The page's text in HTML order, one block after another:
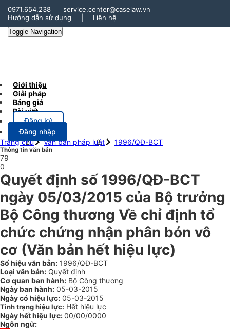
0971.654.238
service.center@caselaw.vn
Hướng dẫn sử dụng
Liên hệ
Toggle Navigation
Giới thiệu
Giải pháp
Bảng giá
Bài viết
Đăng ký
Đăng nhập
Trang chủ
Văn bản pháp luật 1996/QĐ-BCT
Thông tin văn bản
79
0
Quyết định số 1996/QĐ-BCT
ngày 05/03/2015 của Bộ trưởng
Bộ Công thương Về chỉ định tổ
chức chứng nhận phân bón vô
cơ (Văn bản hết hiệu lực)
Số hiệu văn bản: 1996/QĐ-BCT
Loại văn bản: Quyết định
Cơ quan ban hành: Bộ Công thương
Ngày ban hành: 05-03-2015
Ngày có hiệu lực: 05-03-2015
Tình trạng hiệu lực: Hết hiệu lực
Ngày hết hiệu lực:00/00/0000
Ngôn ngữ: